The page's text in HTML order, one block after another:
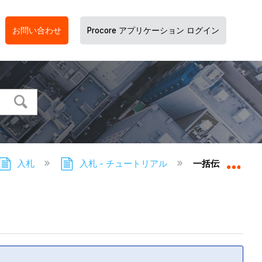
お問い合わせ Procore アプリケーション ログイン
入札 入札 - チュートリアル 一括伝達の送信